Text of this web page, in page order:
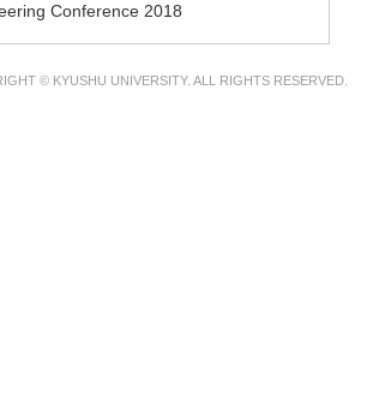
Conference 2018
© KYUSHU UNIVERSITY. ALL RIGHTS RESERVED.